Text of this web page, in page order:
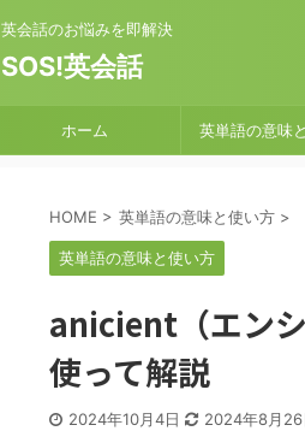
英会話のお悩みを即解決
SOS!英会話
ホーム 英単語の意味
HOME > 英単語の意味と使い方 >
英単語の意味と使い方
anicient（エン
使って解説
2024年10月4日 2024年8月26